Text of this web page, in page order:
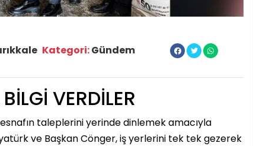
Kategori:Gündem
VERDİLER
taleplerini yerinde dinlemek amacıyla
ve Başkan Cönger, iş yerlerini tek tek gezerek